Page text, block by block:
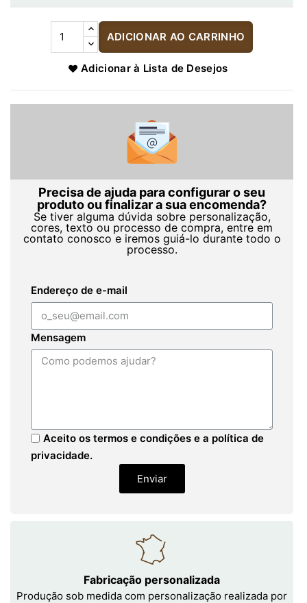
ADICIONAR AO CARRINHO
Adicionar à Lista de Desejos
Precisa de ajuda para configurar o seu
produto ou finalizar a sua encomenda?
Se tiver alguma dúvida sobre personalização,
cores, texto ou processo de compra, entre em
contato conosco e iremos guiá-lo durante todo o
processo.
Endereço de e-mail
Mensagem
Aceito os termos e condições e a política de
privacidade.
Enviar
Fabricação personalizada
Produção sob medida com personalização realizada por